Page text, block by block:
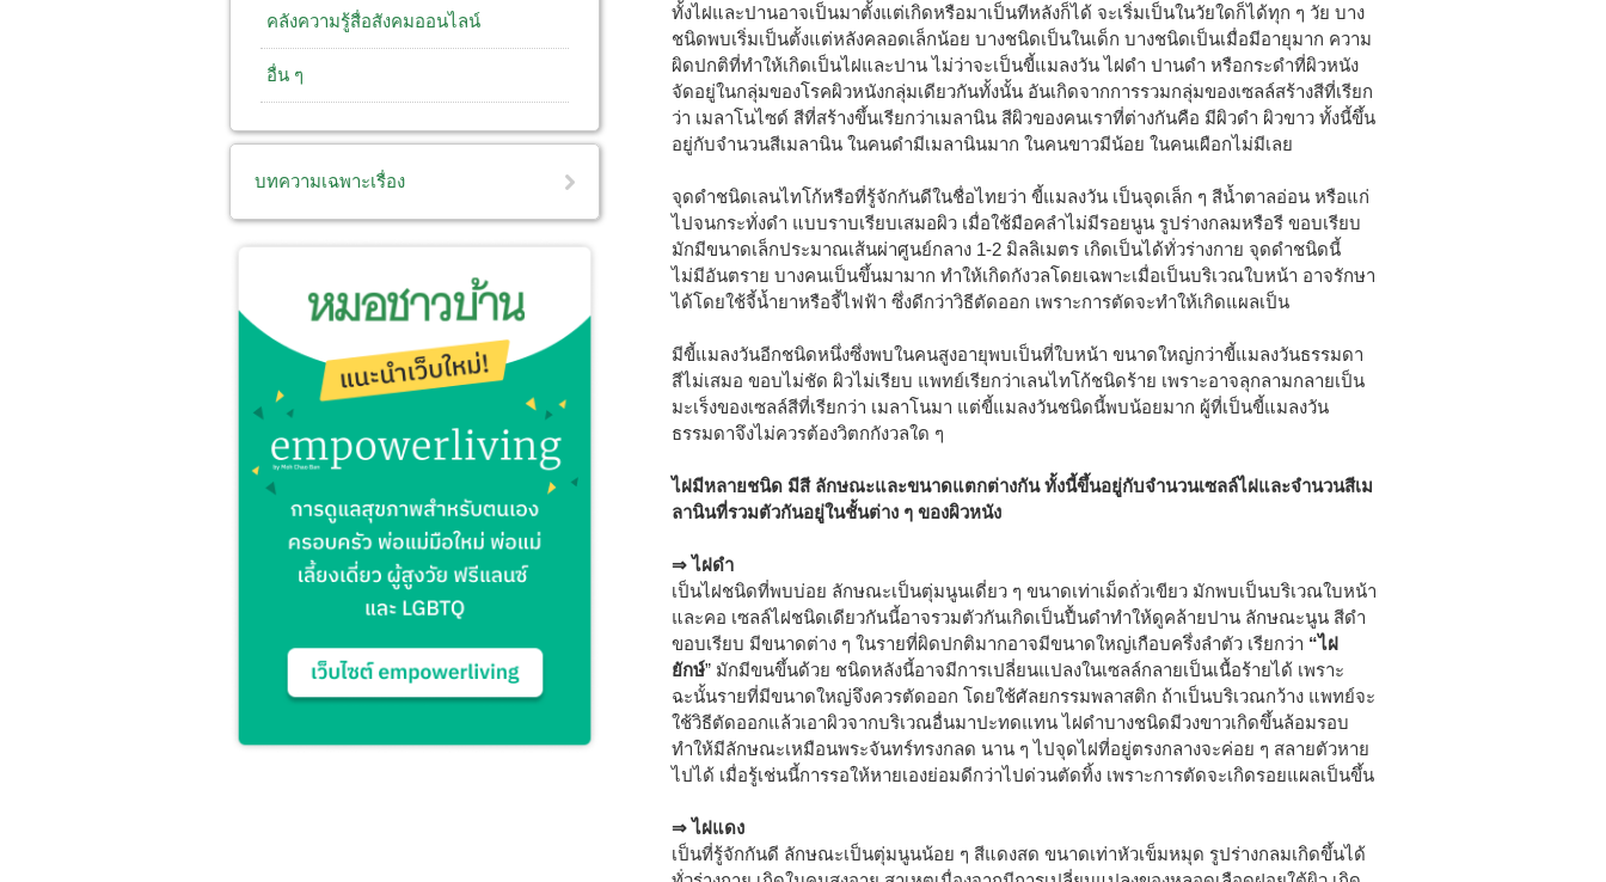
ทั้งไฝและปานอาจเป็นมาตั้งแต่เกิดหรือมาเป็นทีหลังก็ได้ จะเริ่มเป็นในวัยใดก็ได้ทุก ๆ วัย บาง
ชนิดพบเริ่มเป็นตั้งแต่หลังคลอดเล็กน้อย บางชนิดเป็นในเด็ก บางชนิดเป็นเมื่อมีอายุมาก ความ
ผิดปกติที่ทำให้เกิดเป็นไฝและปาน ไม่ว่าจะเป็นขี้แมลงวัน ไฝดำ ปานดำ หรือกระดำที่ผิวหนัง
จัดอยู่ในกลุ่มของโรคผิวหนังกลุ่มเดียวกันทั้งนั้น อันเกิดจากการรวมกลุ่มของเซลล์สร้างสีที่เรียก
ว่า เมลาโนไซด์ สีที่สร้างขึ้นเรียกว่าเมลานิน สีผิวของคนเราที่ต่างกันคือ มีผิวดำ ผิวขาว ทั้งนี้ขึ้น
อยู่กับจำนวนสีเมลานิน ในคนดำมีเมลานินมาก ในคนขาวมีน้อย ในคนเผือกไม่มีเลย
จุดดำชนิดเลนไทโก้หรือที่รู้จักกันดีในชื่อไทยว่า ขี้แมลงวัน เป็นจุดเล็ก ๆ สีน้ำตาลอ่อน หรือแก่
ไปจนกระทั่งดำ แบบราบเรียบเสมอผิว เมื่อใช้มือคลำไม่มีรอยนูน รูปร่างกลมหรือรี ขอบเรียบ
มักมีขนาดเล็กประมาณเส้นผ่าศูนย์กลาง 1-2 มิลลิเมตร เกิดเป็นได้ทั่วร่างกาย จุดดำชนิดนี้
ไม่มีอันตราย บางคนเป็นขึ้นมามาก ทำให้เกิดกังวลโดยเฉพาะเมื่อเป็นบริเวณใบหน้า อาจรักษา
ได้โดยใช้จี้น้ำยาหรือจี้ไฟฟ้า ซึ่งดีกว่าวิธีตัดออก เพราะการตัดจะทำให้เกิดแผลเป็น
มีขี้แมลงวันอีกชนิดหนึ่งซึ่งพบในคนสูงอายุพบเป็นที่ใบหน้า ขนาดใหญ่กว่าขี้แมลงวันธรรมดา
สีไม่เสมอ ขอบไม่ชัด ผิวไม่เรียบ แพทย์เรียกว่าเลนไทโก้ชนิดร้าย เพราะอาจลุกลามกลายเป็น
มะเร็งของเซลล์สีที่เรียกว่า เมลาโนมา แต่ขี้แมลงวันชนิดนี้พบน้อยมาก ผู้ที่เป็นขี้แมลงวัน
ธรรมดาจึงไม่ควรต้องวิตกกังวลใด ๆ
ไฝมีหลายชนิด มีสี ลักษณะและขนาดแตกต่างกัน ทั้งนี้ขึ้นอยู่กับจำนวนเซลล์ไฝและจำนวนสีเม
ลานินที่รวมตัวกันอยู่ในชั้นต่าง ๆ ของผิวหนัง
⇒ ไฝดำ
เป็นไฝชนิดที่พบบ่อย ลักษณะเป็นตุ่มนูนเดี่ยว ๆ ขนาดเท่าเม็ดถั่วเขียว มักพบเป็นบริเวณใบหน้า
และคอ เซลล์ไฝชนิดเดียวกันนี้อาจรวมตัวกันเกิดเป็นปื้นดำทำให้ดูคล้ายปาน ลักษณะนูน สีดำ
ขอบเรียบ มีขนาดต่าง ๆ ในรายที่ผิดปกติมากอาจมีขนาดใหญ่เกือบครึ่งลำตัว เรียกว่า “ไฝ
ยักษ์” มักมีขนขึ้นด้วย ชนิดหลังนี้อาจมีการเปลี่ยนแปลงในเซลล์กลายเป็นเนื้อร้ายได้ เพราะ
ฉะนั้นรายที่มีขนาดใหญ่จึงควรตัดออก โดยใช้ศัลยกรรมพลาสติก ถ้าเป็นบริเวณกว้าง แพทย์จะ
ใช้วิธีตัดออกแล้วเอาผิวจากบริเวณอื่นมาปะทดแทน ไฝดำบางชนิดมีวงขาวเกิดขึ้นล้อมรอบ
ทำให้มีลักษณะเหมือนพระจันทร์ทรงกลด นาน ๆ ไปจุดไฝที่อยู่ตรงกลางจะค่อย ๆ สลายตัวหาย
ไปได้ เมื่อรู้เช่นนี้การรอให้หายเองย่อมดีกว่าไปด่วนตัดทิ้ง เพราะการตัดจะเกิดรอยแผลเป็นขึ้น
⇒ ไฝแดง
เป็นที่รู้จักกันดี ลักษณะเป็นตุ่มนูนน้อย ๆ สีแดงสด ขนาดเท่าหัวเข็มหมุด รูปร่างกลมเกิดขึ้นได้
คลังความรู้สื่อสังคมออนไลน์
อื่น ๆ
บทความเฉพาะเรื่อง